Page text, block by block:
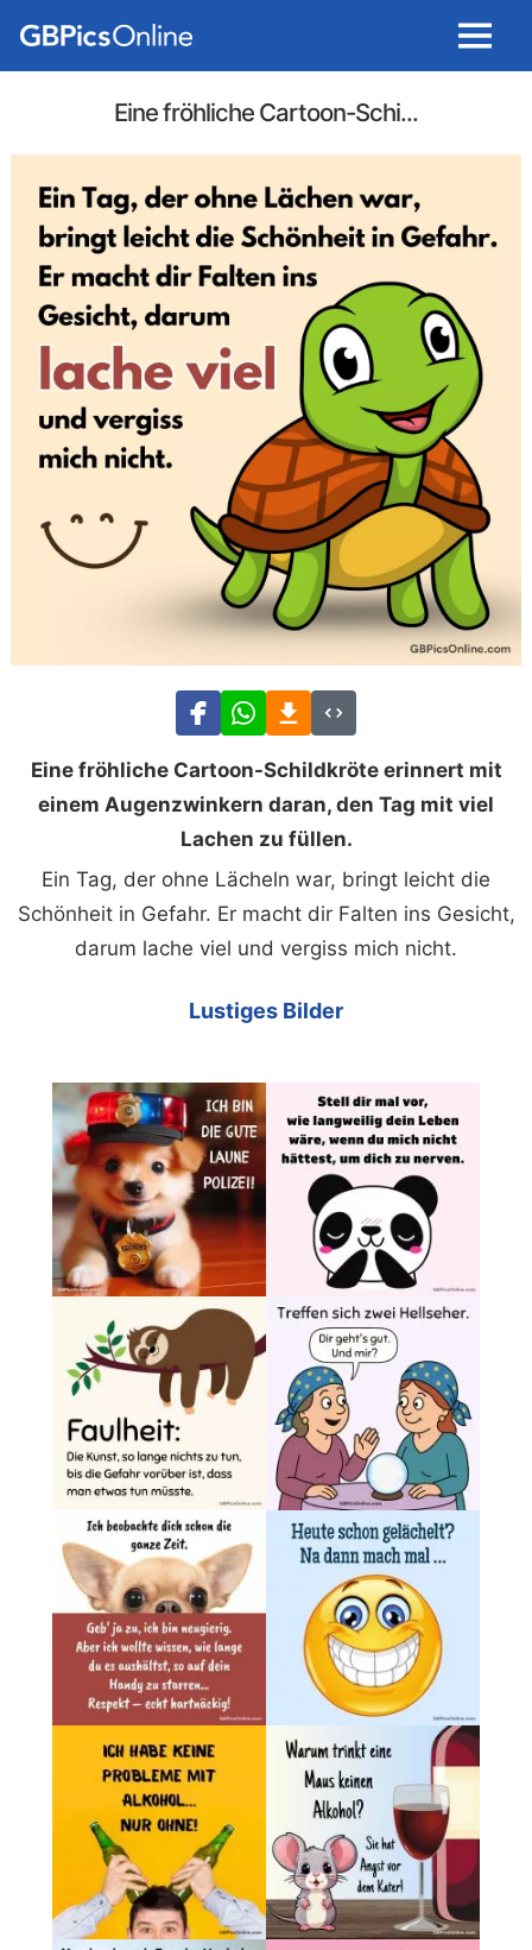
Menu
Eine fröhliche Cartoon-Schi...
Eine fröhliche Cartoon-Schildkröte erinnert mit
einem Augenzwinkern daran, den Tag mit viel
Lachen zu füllen.
Ein Tag, der ohne Lächeln war, bringt leicht die
Schönheit in Gefahr. Er macht dir Falten ins Gesicht,
darum lache viel und vergiss mich nicht.
Lustiges Bilder